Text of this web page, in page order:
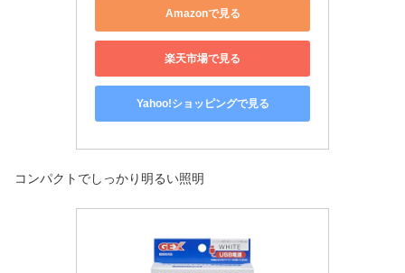
Amazonで見る
楽天市場で見る
Yahoo!ショッピングで見る
コンパクトでしっかり明るい照明